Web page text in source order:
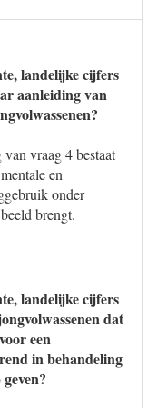
landelijke cijfers
aanleiding van
vraag 4 bestaat
en
onder
brengt.
landelijke cijfers
dat
een
in behandeling